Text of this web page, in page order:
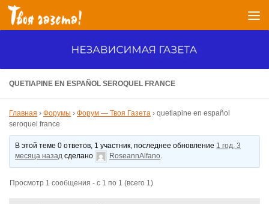
Перейти к содержимому
QUETIAPINE EN ESPAÑOL SEROQUEL FRANCE
Главная › Форумы › Форум — Твоя Газета › quetiapine en español
seroquel france
В этой теме 0 ответов, 1 участник, последнее обновление 1 год, 3
месяца назад сделано RoseannAlfano.
Просмотр 1 сообщения - с 1 по 1 (всего 1)